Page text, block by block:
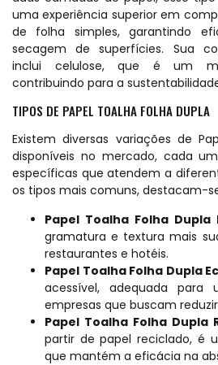
uma experiência superior em
de folha simples, garantindo
secagem de superfícies. Sua
inclui celulose, que é um
contribuindo para a
TIPOS DE PAPEL TOALHA FOLHA DUPLA
Existem diversas variações de
disponíveis no mercado, cada
específicas que atendem a
os tipos mais comuns, destacam-
Papel Toalha Folha Dupla
gramatura e textura mais
restaurantes e hotéis.
Papel Toalha Folha Dupla
acessível, adequada
empresas que buscam
Papel Toalha Folha Dupla
partir de papel reciclado, é
que mantém a eficácia na